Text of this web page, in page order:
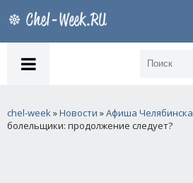
chel-week»Новости »Афиша Челябинска
болельщики: продолжение следует?